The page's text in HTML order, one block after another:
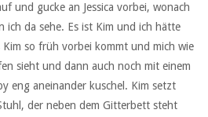
und gucke an Jessica vorbei, wonach
ich da sehe. Es ist Kim und ich hätte
so früh vorbei kommt und mich wie
sieht und dann auch noch mit einem
eng aneinander kuschel. Kim setzt
der neben dem Gitterbett steht